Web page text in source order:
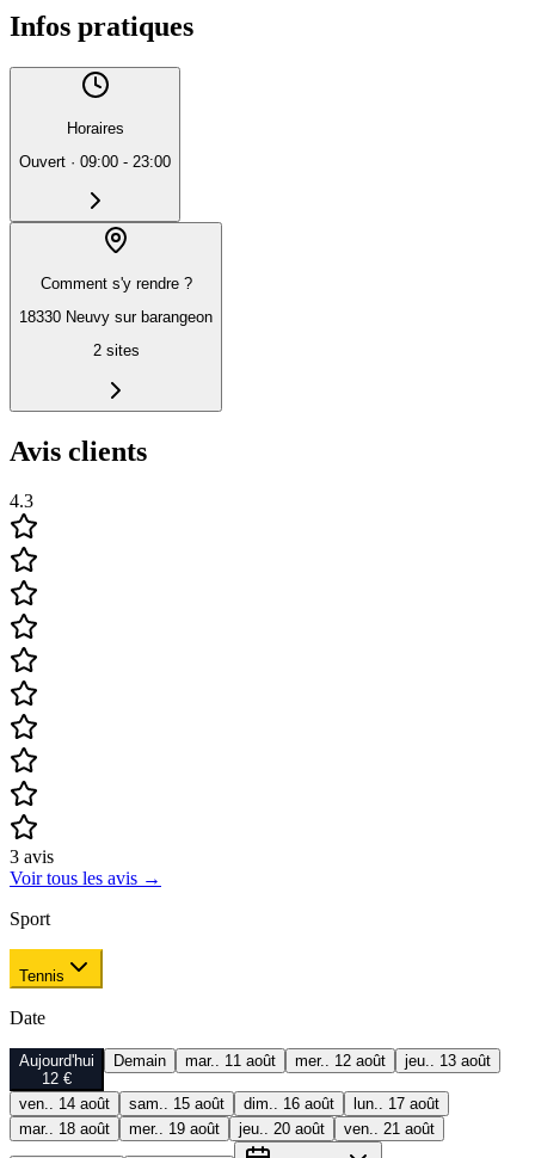
Infos pratiques
Horaires
Ouvert · 09:00 - 23:00
Comment s'y rendre ?
18330 Neuvy sur barangeon
2sites
Avis clients
4.3
3 avis
Voir tous les avis →
Sport
Tennis
Date
Aujourd'hui
12 €
Demain mar.. 11 août mer.. 12 août jeu.. 13 août
ven.. 14 août sam.. 15 août dim.. 16 août
lun.. 17 août
mar.. 18 août
mer.. 19 août jeu.. 20 août ven.. 21 août